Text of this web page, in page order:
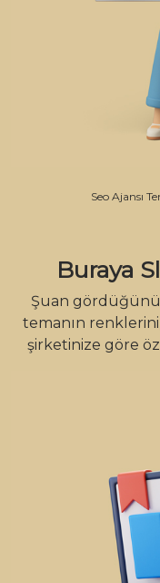
Seo Ajansı
Buraya
Şuan
temanın
şirketinize göre